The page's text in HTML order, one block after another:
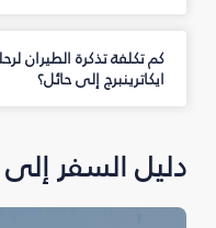
كم تكلفة تذكرة الطيران
ايكاترينبرج إلى حائل؟
دليل السفر